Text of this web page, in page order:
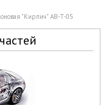
"Кирпич" AB-T-05